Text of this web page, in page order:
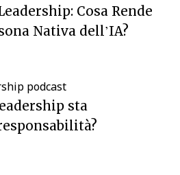
Cosa Rende
Nativa dell’IA?
podcast
sta